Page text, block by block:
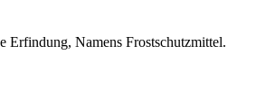
Erfindung, Namens Frostschutzmittel.